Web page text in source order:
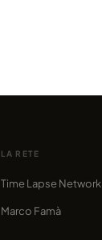
LA RETE
Time Lapse Network
Marco Famà